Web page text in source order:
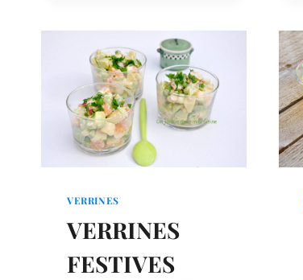
AIL
NOIR
VERRINES
VERRINES
FESTIVES